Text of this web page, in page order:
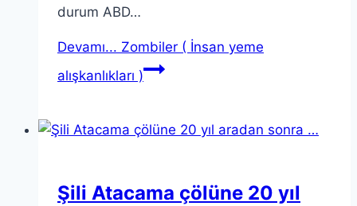
durum ABD…
Devamı... Zombiler ( İnsan yeme
alışkanlıkları )
Şili Atacama çölüne 20 yıl